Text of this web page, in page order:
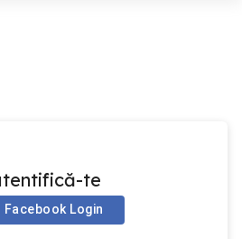
te
Facebook Login